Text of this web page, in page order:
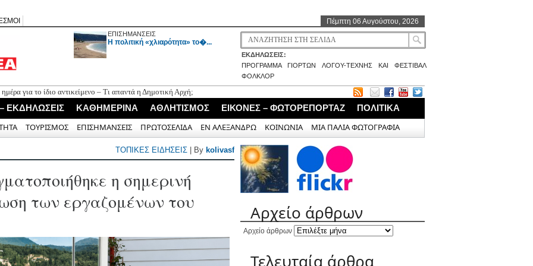
Πέμπτη 06 Αυγούστου, 2026
ΕΠΙΣΗΜΑΝΣΕΙΣ
H πολιτική «χλιαρότητα» το�...
ΕΚΔΗΛΩΣΕΙΣ:
ΠΡΟΓΡΑΜΜΑ ΓΙΟΡΤΩΝ ΛΟΓΟΥ-ΤΕΧΝΗΣ ΚΑΙ ΦΕΣΤΙΒΑΛ
ΦΟΛΚΛΟΡ
ημέρα για το ίδιο αντικείμενο – Τι απαντά η Δημοτική Αρχή;
φιλολόγου Χαρίλαου Κούρτη στην παρουσίαση του βιβλίου «Το
μέσο Γιώργο Ορφανό
(του Ανδρέα Γεωργάκη)
ΕΚΔΗΛΩΣΕΙΣ ΚΑΘΗΜΕΡΙΝΑ ΑΘΛΗΤΙΣΜΟΣ ΕΙΚΟΝΕΣ – ΦΩΤΟΡΕΠΟΡΤΑΖ ΠΟΛΙΤΙΚΑ
ΤΟΥΡΙΣΜΟΣ ΕΠΙΣΗΜΑΝΣΕΙΣ ΠΡΩΤΟΣΕΛΙΔΑ ΕΝ ΑΛΕΞΑΝΔΡΩ ΚΟΙΝΩΝΙΑ ΜΙΑ ΠΑΛΙΑ ΦΩΤΟΓΡΑΦΙΑ
ΤΟΠΙΚΕΣ ΕΙΔΗΣΕΙΣ | By kolivasf
η σημερινή
των εργαζομένων του
Αρχείο άρθρων
Αρχείο άρθρων
Τελευταία άρθρα